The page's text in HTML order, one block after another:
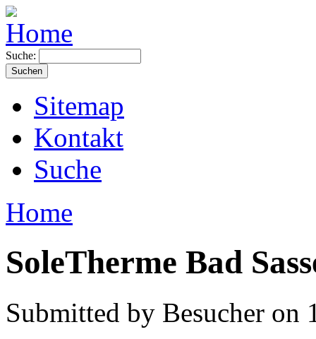
Suche:
Sitemap
Kontakt
Suche
Home
SoleTherme Bad
Submitted by Besucher on